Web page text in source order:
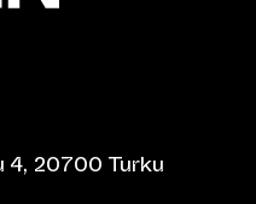
20700 Turku